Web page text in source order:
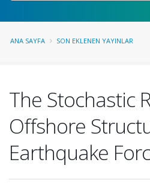
ANA SAYFA SON EKLENEN YAYINLAR
The Stochastic
Offshore
Earthquake